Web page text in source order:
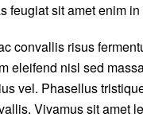
feugiat sit amet enim
convallis risus
eleifend nisl sed
vel. Phasellus
Vivamus sit amet